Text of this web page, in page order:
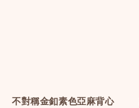
不對稱金釦素色亞麻背心